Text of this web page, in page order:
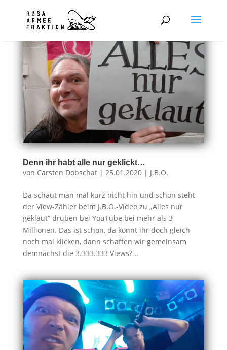
Denn ihr habt alle nur geklickt…
von Carsten Dobschat| 25.01.2020| J.B.O.
Da schaut man mal kurz nicht hin und schon steht
der View-Zähler beim J.B.O.-Video zu „Alles nur
geklaut“ drüben bei YouTube bei mehr als 3
Millionen. Das ist schön, da könnt ihr doch gleich
noch mal klicken, dann schaffen wir gemeinsam
demnächst die 3.333.333 Views?...